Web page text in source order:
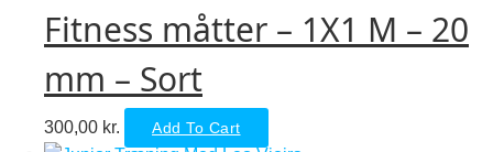
multiple
Fitness måtter – 1X1 M – 20
mm – Sort
300,00 kr. Add To Cart